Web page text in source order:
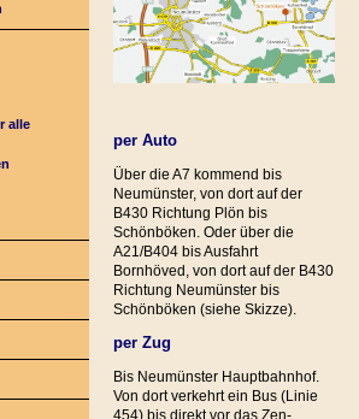
alle
per Auto
Über die A7 kommend bis
Neumünster, von dort auf der
B430 Richtung Plön bis
Schönböken. Oder über die
A21/B404 bis Ausfahrt
Bornhöved, von dort auf der B430
Richtung Neumünster bis
Schönböken (siehe Skizze).
per Zug
Bis Neumünster Hauptbahnhof.
Von dort verkehrt ein Bus (Linie
454) bis direkt vor das Zen-